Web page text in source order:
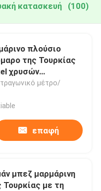
κατασκευή (100)
πλούσιο
της Τουρκίας
χρυσών
πλακών &μέτρο/
επαφή
μπεζ μαρμάρινη
με τη